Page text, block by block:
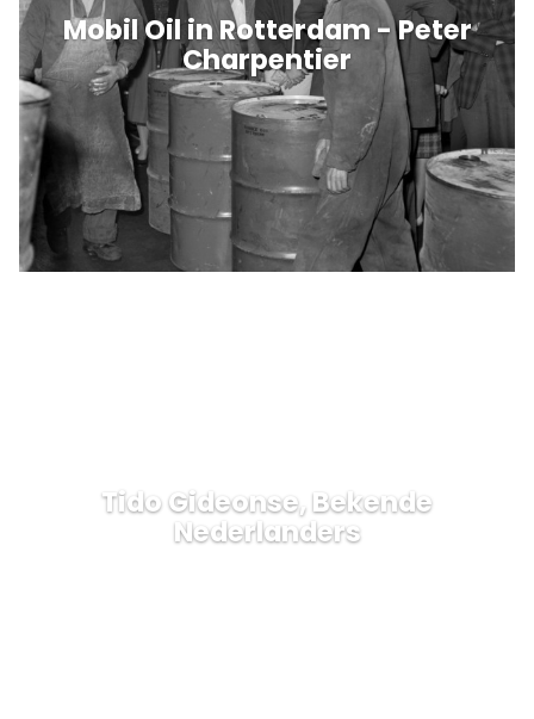
Mobil Oil in Rotterdam - Peter
Charpentier
Tido Gideonse, Bekende
Nederlanders